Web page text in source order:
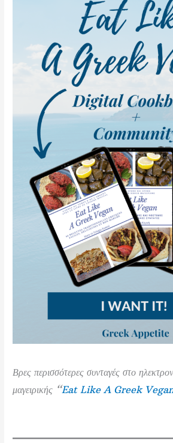
Βρες περισσότερες συνταγές στο
μαγειρικής “Eat Like A Greek